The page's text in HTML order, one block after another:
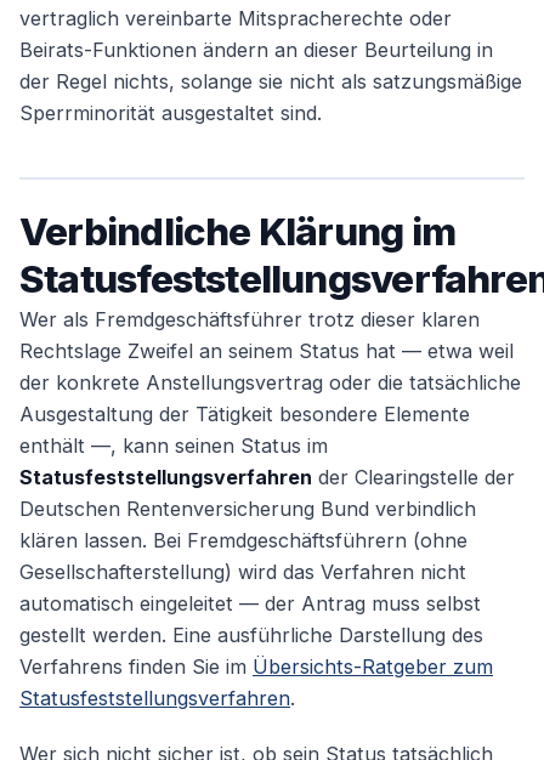
vertraglich vereinbarte Mitspracherechte oder
Beirats-Funktionen ändern an dieser Beurteilung in
der Regel nichts, solange sie nicht als satzungsmäßige
Sperrminorität ausgestaltet sind.
Verbindliche Klärung im
Wer als Fremdgeschäftsführer trotz dieser klaren
Rechtslage Zweifel an seinem Status hat — etwa weil
der konkrete Anstellungsvertrag oder die tatsächliche
Ausgestaltung der Tätigkeit besondere Elemente
enthält —, kann seinen Status im
Statusfeststellungsverfahren der Clearingstelle der
Deutschen Rentenversicherung Bund verbindlich
klären lassen. Bei Fremdgeschäftsführern (ohne
Gesellschafterstellung) wird das Verfahren nicht
automatisch eingeleitet — der Antrag muss selbst
gestellt werden. Eine ausführliche Darstellung des
Verfahrens finden Sie im Übersichts-Ratgeber zum
Statusfeststellungsverfahren.
Wer sich nicht sicher ist, ob sein Status tatsächlich